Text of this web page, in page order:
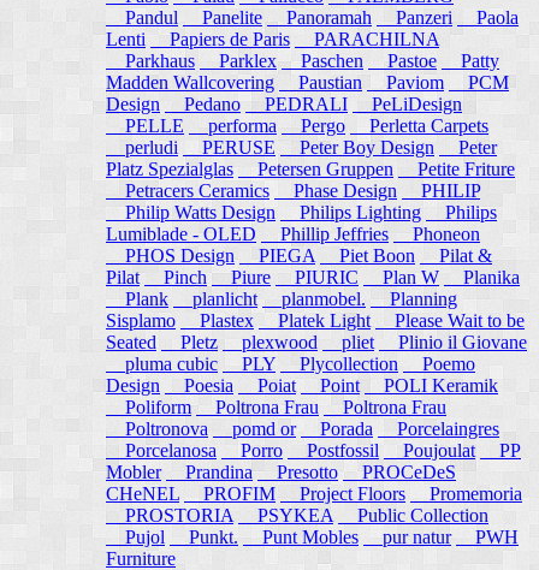
Pandul
Panelite Panoramah Panzeri
Paola
Lenti
Papiers de Paris
PARACHILNA
Parkhaus
Parklex Paschen Pastoe
Patty
Madden Wallcovering
Paustian Paviom
PCM
Design
Pedano PEDRALI
PeLiDesign
PELLE
performa Pergo
Perletta Carpets
perludi
PERUSE Peter Boy Design
Peter
Platz Spezialglas
Petersen Gruppen
Petite Friture
Petracers Ceramics
Phase Design
PHILIP
Philip Watts Design
Philips Lighting
Philips
Lumiblade - OLED
Phillip Jeffries
Phoneon
PHOS Design
PIEGA Piet Boon
Pilat &
Pilat
Pinch Piure PIURIC Plan W
Planika
Plank
planlicht planmobel. Planning
Sisplamo
Plastex Platek Light
Please Wait to be
Seated
Pletz plexwood pliet
Plinio il Giovane
pluma cubic
PLY Plycollection
Poemo
Design
Poesia Poiat Point
POLI Keramik
Poliform
Poltrona Frau
Poltrona Frau
Poltronova
pomd or Porada
Porcelaingres
Porcelanosa
Porro Postfossil Poujoulat
PP
Mobler
Prandina Presotto
PROCeDeS
CHeNEL
PROFIM Project Floors
Promemoria
PROSTORIA
PSYKEA
Public Collection
Pujol
Punkt. Punt Mobles pur natur
PWH
Furniture